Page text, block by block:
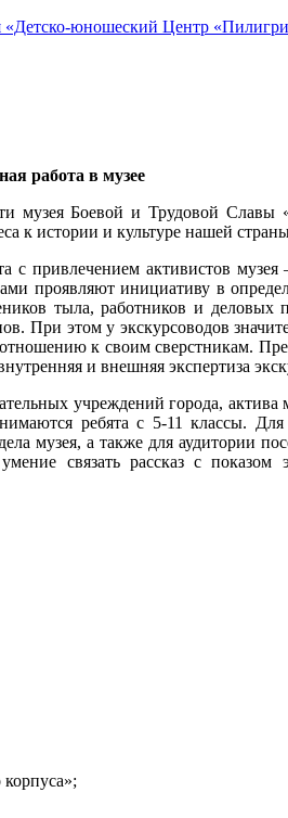
юношеский Центр
работа в музее
музея Боевой и Трудовой
к истории и культуре нашей
с привлечением активистов
проявляют инициативу в
тыла, работников и деловых
При этом у экскурсоводов
к своим сверстникам.
и внешняя экспертиза
учреждений города,
ребята с 5-11 классы.
музея, а также для аудитории
связать рассказ с